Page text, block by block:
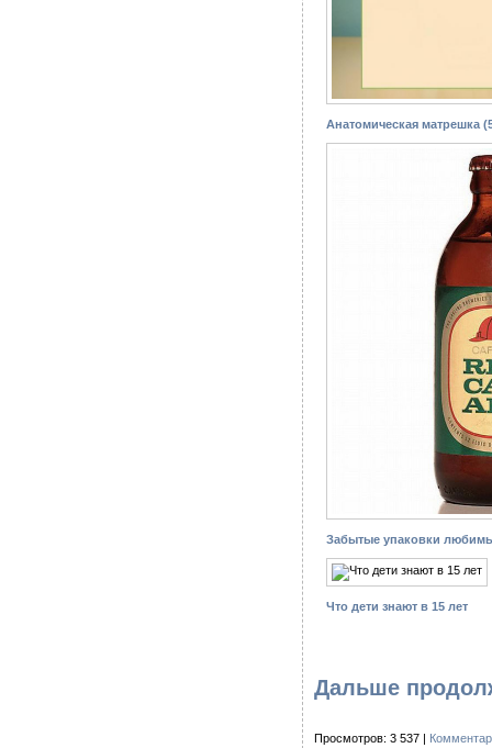
Анатомическая матрешка
Забытые упаковки
Что дети знают в 15 лет
Дальше
Просмотров: 3 537 |